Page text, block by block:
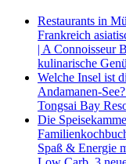
Restaurants in
Frankreich
| A Connoisseur
kulinarische
Welche Insel ist
Andamanen-
Tongsai Bay
Die
Spaß & Energie